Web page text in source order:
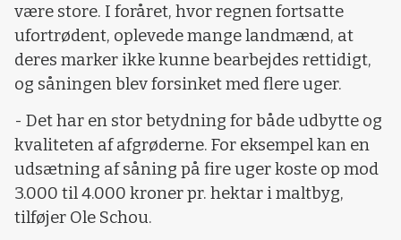
være store. I foråret, hvor regnen fortsatte
ufortrødent, oplevede mange landmænd, at
deres marker ikke kunne bearbejdes rettidigt,
og såningen blev forsinket med flere uger.
- Det har en stor betydning for både udbytte og
kvaliteten af afgrøderne. For eksempel kan en
udsætning af såning på fire uger koste op mod
3.000 til 4.000 kroner pr. hektar i maltbyg,
tilføjer Ole Schou.